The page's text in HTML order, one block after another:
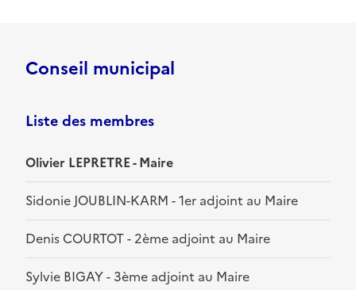
Conseil municipal
Liste des membres
Olivier LEPRETRE - Maire
Sidonie JOUBLIN-KARM - 1er adjoint au Maire
Denis COURTOT - 2ème adjoint au Maire
Sylvie BIGAY - 3ème adjoint au Maire